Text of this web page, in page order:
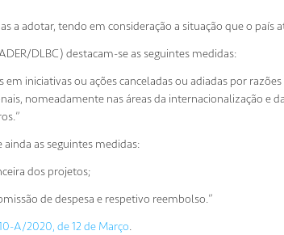
a adotar, tendo em consideração a situação que o país
DLBC) destacam-se as seguintes medidas:
iniciativas ou ações canceladas ou adiadas por
nomeadamente nas áreas da internacionalização e
as seguintes medidas:
dos projetos;
de despesa e respetivo reembolso.”
A/2020, de 12 de Março.